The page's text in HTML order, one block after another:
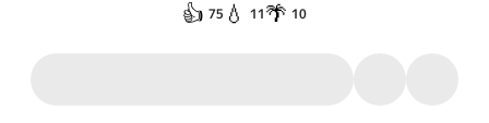
👍 75 💧 11 🌴 10